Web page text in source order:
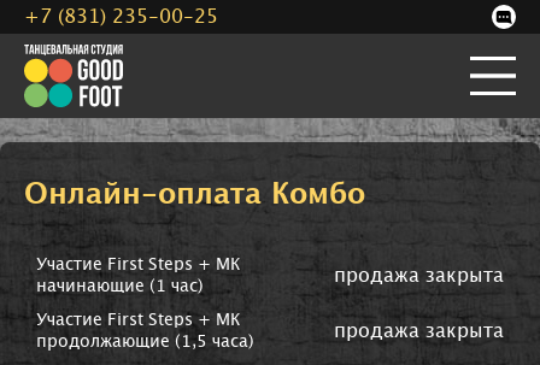
Онлайн-оплата Комбо
Участие First Steps + МК
начинающие (1 час)
продажа закрыта
Участие First Steps + МК
продолжающие (1,5 часа)
продажа закрыта
+7 (831) 235-00-25